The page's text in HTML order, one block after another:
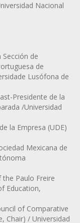
Nacional
Sección de
de
Lusófona de
Presidente de la
/Universidad
la Empresa (UDE)
Mexicana de
Paulo Freire
Education,
of Comparative
Chair) / Universidad